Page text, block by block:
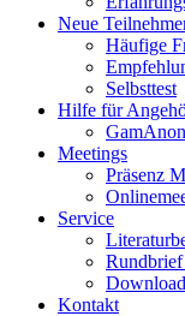
Neue
Häufige
Selbsttest
Hilfe für
GamAnon
Meetings
Präsenz
Service
Kontakt